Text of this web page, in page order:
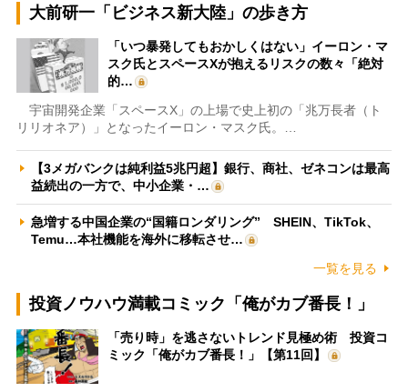
大前研一「ビジネス新大陸」の歩き方
「いつ暴発してもおかしくはない」イーロン・マ
スク氏とスペースXが抱えるリスクの数々「絶対
的…
宇宙開発企業「スペースX」の上場で史上初の「兆万長者（ト
リリオネア）」となったイーロン・マスク氏。…
【3メガバンクは純利益5兆円超】銀行、商社、ゼネコンは最高
益続出の一方で、中小企業・…
急増する中国企業の“国籍ロンダリング” SHEIN、TikTok、
Temu…本社機能を海外に移転させ…
一覧を見る
投資ノウハウ満載コミック「俺がカブ番長！」
「売り時」を逃さないトレンド見極め術 投資コ
ミック「俺がカブ番長！」【第11回】